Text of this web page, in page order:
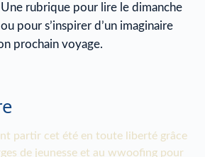
rubrique pour lire le dimanche
pour s’inspirer d’un imaginaire
prochain voyage.